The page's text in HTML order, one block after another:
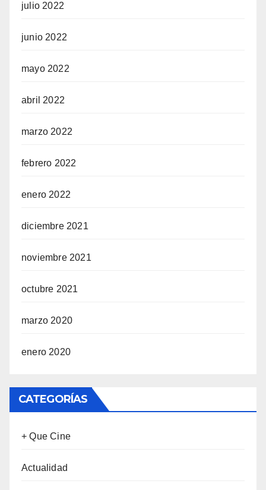
julio 2022
junio 2022
mayo 2022
abril 2022
marzo 2022
febrero 2022
enero 2022
diciembre 2021
noviembre 2021
octubre 2021
marzo 2020
enero 2020
CATEGORÍAS
+ Que Cine
Actualidad